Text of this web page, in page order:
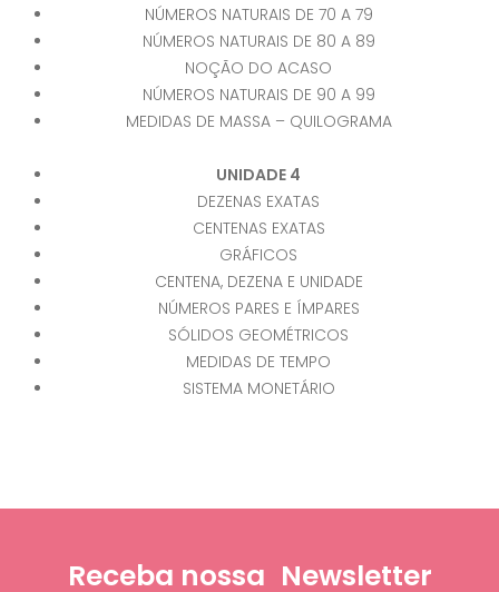
NÚMEROS NATURAIS DE 70 A 79
NÚMEROS NATURAIS DE 80 A 89
NOÇÃO DO ACASO
NÚMEROS NATURAIS DE 90 A 99
MEDIDAS DE MASSA – QUILOGRAMA
UNIDADE 4
DEZENAS EXATAS
CENTENAS EXATAS
GRÁFICOS
CENTENA, DEZENA E UNIDADE
NÚMEROS PARES E ÍMPARES
SÓLIDOS GEOMÉTRICOS
MEDIDAS DE TEMPO
SISTEMA MONETÁRIO
Receba nossa Newsletter